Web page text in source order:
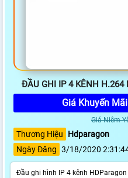
ĐẦU GHI IP 4 KÊNH H.264
Giá Khuyến
Giá Niêm
Thương Hiệu
Hdparagon
Ngày Đăng 3/18/2020
Đầu ghi hình IP 4 kênh HDParagon